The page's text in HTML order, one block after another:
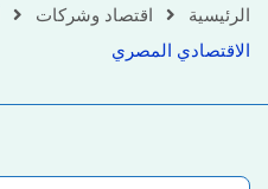
الرئيسية اقتصاد وشركات
الاقتصادي المصري